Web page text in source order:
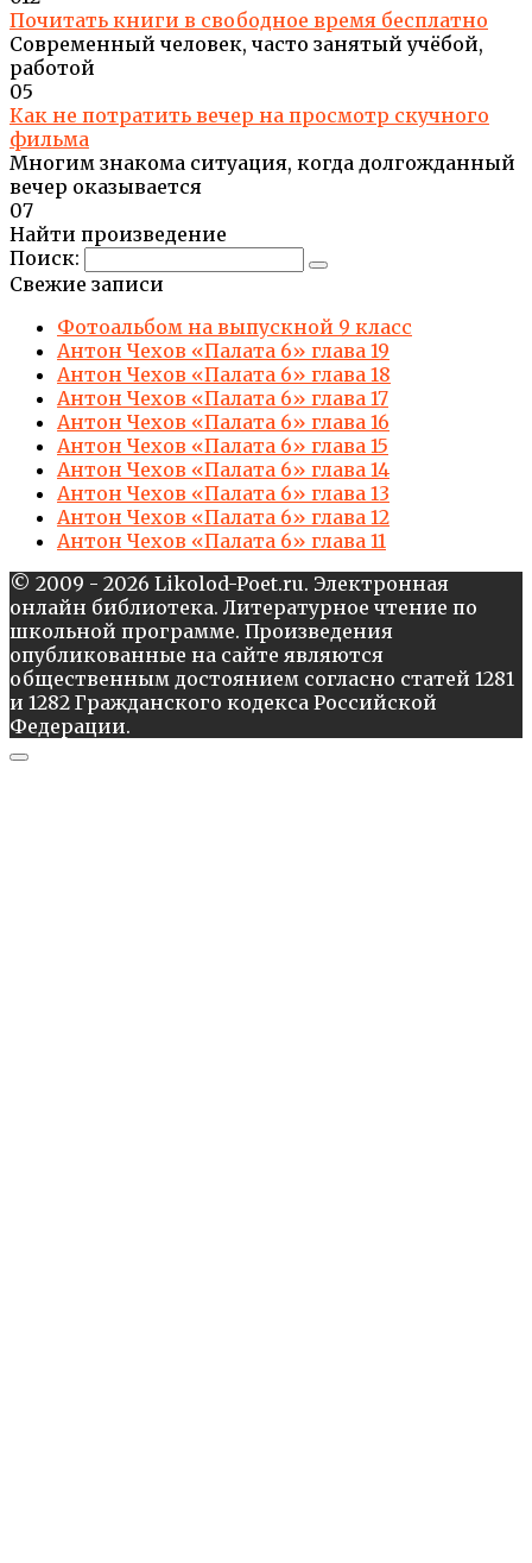
Почитать книги в свободное время бесплатно
Современный человек, часто занятый учёбой,
работой
05
Как не потратить вечер на просмотр скучного
фильма
Многим знакома ситуация, когда долгожданный
вечер оказывается
07
Найти произведение
Поиск:
Свежие записи
Фотоальбом на выпускной 9 класс
Антон Чехов «Палата 6» глава 19
Антон Чехов «Палата 6» глава 18
Антон Чехов «Палата 6» глава 17
Антон Чехов «Палата 6» глава 16
Антон Чехов «Палата 6» глава 15
Антон Чехов «Палата 6» глава 14
Антон Чехов «Палата 6» глава 13
Антон Чехов «Палата 6» глава 12
Антон Чехов «Палата 6» глава 11
© 2009 - 2026 Likolod-Poet.ru. Электронная
онлайн библиотека. Литературное чтение по
школьной программе. Произведения
опубликованные на сайте являются
общественным достоянием согласно статей 1281
и 1282 Гражданского кодекса Российской
Федерации.